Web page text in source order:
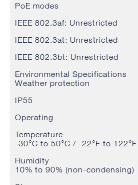
PoE modes
IEEE 802.3af: Unrestricted
IEEE 802.3at: Unrestricted
IEEE 802.3bt: Unrestricted
Environmental Specifications
Weather protection
IP55
Operating
Temperature
-30°C to 50°C / -22°F to 122°F
Humidity
10% to 90% (non-condensing)